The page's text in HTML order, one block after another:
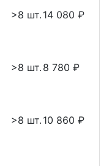
>8 шт. 14 080 ₽
>8 шт. 8 780 ₽
>8 шт. 10 860 ₽